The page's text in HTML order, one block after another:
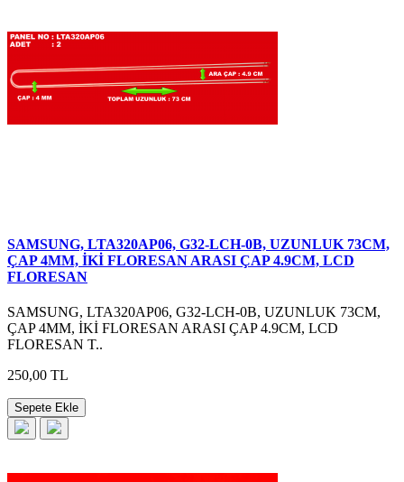
SAMSUNG, LTA320AP06, G32-LCH-0B, UZUNLUK 73CM,
ÇAP 4MM, İKİ FLORESAN ARASI ÇAP 4.9CM, LCD
FLORESAN
SAMSUNG, LTA320AP06, G32-LCH-0B, UZUNLUK 73CM,
ÇAP 4MM, İKİ FLORESAN ARASI ÇAP 4.9CM, LCD
FLORESAN T..
250,00 TL
Sepete Ekle